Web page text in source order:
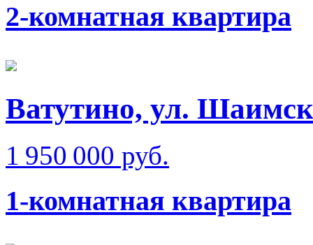
2-комнатная квартира
Ватутино, ул.
1 950 000 руб.
1-комнатная квартира